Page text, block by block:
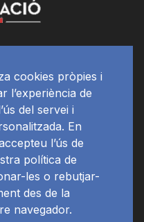
cookies pròpies i
l’experiència de
del servei i
En
l’ús de
política de
les o rebutjar-
des de la
navegador.